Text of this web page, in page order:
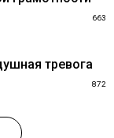
663
тревога
872